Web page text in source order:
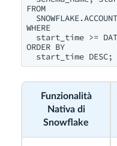
FROM
WHERE
start_time >=
ORDER BY
Funzionalità
Nativa di
Snowflake